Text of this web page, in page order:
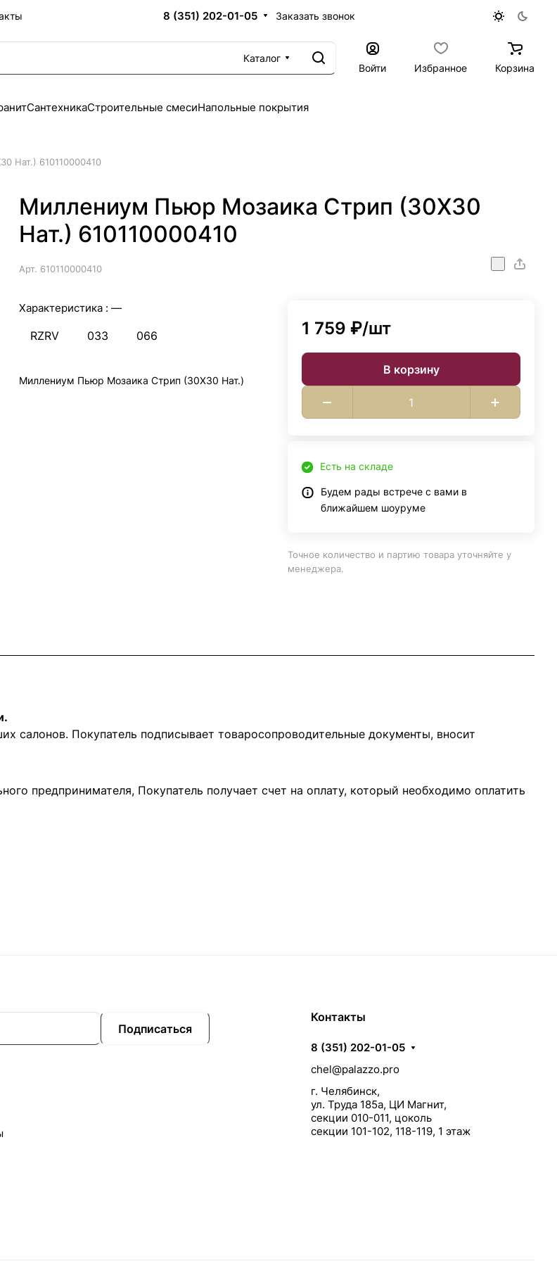
8 (351) 202-01-05 Заказать звонок
Каталог
Войти
Избранное Корзина
СантехникаСтроительные смесиНапольные покрытия
Нат.) 610110000410
Миллениум Пьюр Мозаика Стрип (30X30
Нат.) 610110000410
Арт. 610110000410
Характеристика : —
RZRV 033 066
Миллениум Пьюр Мозаика Стрип (30X30 Нат.)
1 759 ₽/шт
В корзину
Есть на складе
Будем рады встрече с вами в
ближайшем шоуруме
Точное количество и партию товара уточняйте у
менеджера.
салонов. Покупатель подписывает товаросопроводительные документы, вносит
предпринимателя, Покупатель получает счет на оплату, который необходимо оплатить
Подписаться
Контакты
8 (351) 202-01-05
chel@palazzo.pro
г. Челябинск,
ул. Труда 185а, ЦИ Магнит,
секции 010-011, цоколь
секции 101-102, 118-119, 1 этаж